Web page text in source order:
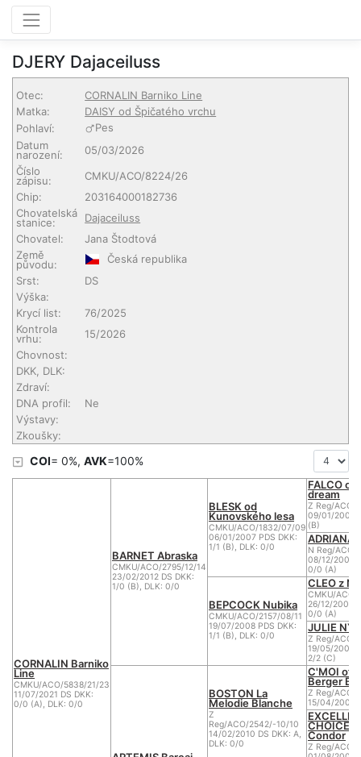
DJERY Dajaceiluss
Otec:
CORNALIN Barniko Line
Matka:
DAISY od Špičatého vrchu
Pohlaví:
Pes
Datum
narození:
05/03/2026
Číslo
zápisu:
CMKU/ACO/8224/26
Chip:
203164000182736
Chovatelská
stanice:
Dajaceiluss
Chovatel:
Jana Štodtová
Země
původu:
Česká republika
Srst:
DS
Výška:
Krycí list:
76/2025
Kontrola
vrhu:
15/2026
Chovnost:
DKK, DLK:
Zdraví:
DNA profil:
Ne
Výstavy:
Zkoušky:
COI= 0%, AVK=100%
CORNALIN Barniko
Line
CMKU/ACO/5838/21/23
11/07/2021 DS DKK:
0/0 (A), DLK: 0/0
BARNET Abraska
CMKU/ACO/2795/12/14
23/02/2012 DS DKK:
1/0 (B), DLK: 0/0
BLESK od
Kunovského lesa
CMKU/ACO/1832/07/09
06/01/2007 PDS DKK:
1/1 (B), DLK: 0/0
FALCO of
dream
Z Reg/ACO/
09/01/2003
(B)
ADRIANA
N Reg/ACO/
08/12/2002
0/0 (A)
BEPCOCK Nubika
CMKU/ACO/2157/08/11
19/07/2008 PDS DKK:
1/1 (B), DLK: 0/0
CLEO z
CMKU/
26/12/2003
0/0 (A)
JULIE
Z Reg/
19/05/2004
2/2 (C)
BOSTON La
Melodie Blanche
Z
Reg/ACO/2542/-10/10
14/02/2010 DS DKK: A,
DLK: 0/0
C'MOI of
Berger
Z Reg/ACO/
15/04/2007
CHOICE
Condor
Z Reg/ACO/